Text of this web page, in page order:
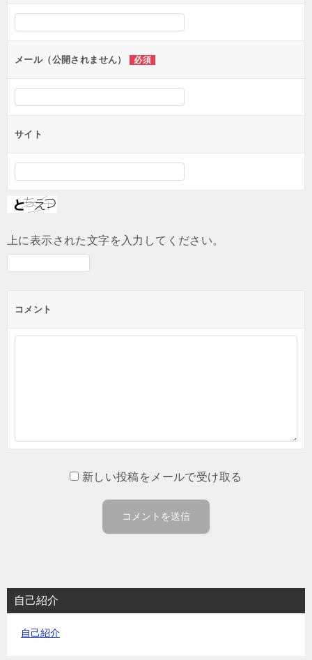
シ
ンメール（公開されません） 必須
サイト
上に表示された文字を入力してください。
コメント
新しい投稿をメールで受け取る
自己紹介
自己紹介